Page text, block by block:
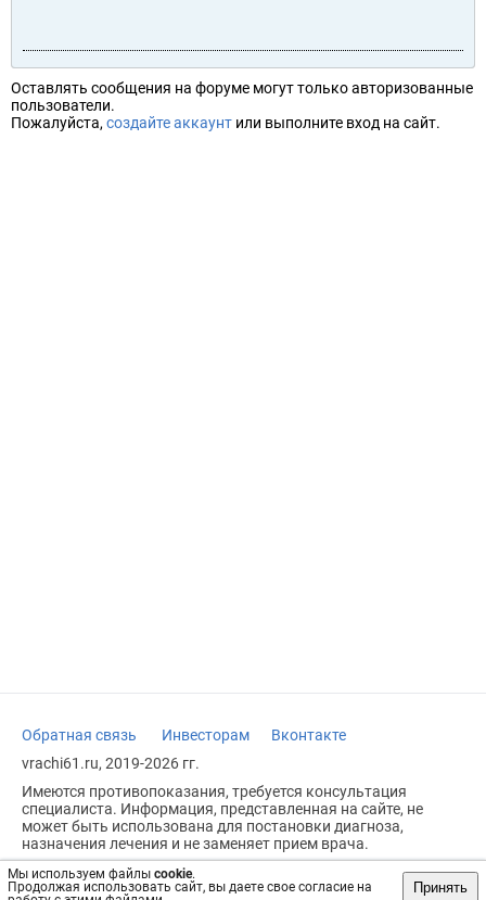
Мы используем файлы cookie.
Продолжая использовать сайт, вы даете свое согласие на
Принять
Оставлять сообщения на форуме могут только авторизованные
пользователи.
Пожалуйста, создайте аккаунт или выполните вход на сайт.
Обратная связь Инвесторам
Вконтакте
vrachi61.ru, 2019-2026 гг.
Имеются противопоказания, требуется консультация
специалиста. Информация, представленная на сайте, не
может быть использована для постановки диагноза,
назначения лечения и не заменяет прием врача.
Возрастное ограничение: 18+